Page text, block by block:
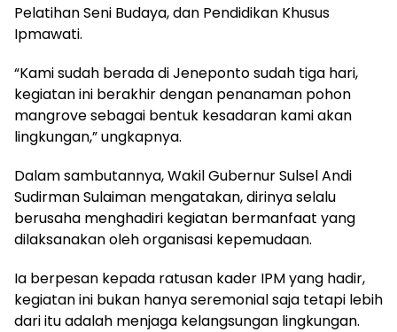
Pelatihan Seni Budaya, dan Pendidikan Khusus
Ipmawati.
“Kami sudah berada di Jeneponto sudah tiga hari,
kegiatan ini berakhir dengan penanaman pohon
mangrove sebagai bentuk kesadaran kami akan
lingkungan,” ungkapnya.
Dalam sambutannya, Wakil Gubernur Sulsel Andi
Sudirman Sulaiman mengatakan, dirinya selalu
berusaha menghadiri kegiatan bermanfaat yang
dilaksanakan oleh organisasi kepemudaan.
Ia berpesan kepada ratusan kader IPM yang hadir,
kegiatan ini bukan hanya seremonial saja tetapi lebih
dari itu adalah menjaga kelangsungan lingkungan.